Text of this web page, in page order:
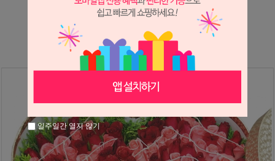
※ 필독해주세요 ※
는 시세 변동에 따라 가격이 달라질 수 있으니
문의 후 주문 바랍니다.
일주일간 열지 않기